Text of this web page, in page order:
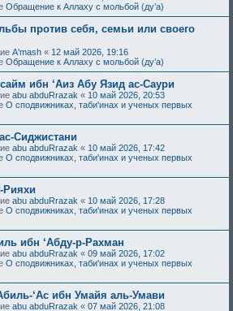
Обращение к Аллаху с мольбой (ду’а)
против себя, семьи или своего
A'mash « 12 май 2026, 19:16
Обращение к Аллаху с мольбой (ду’а)
ибн ‘Аиз Абу Язид ас-Саури
abu abduRrazak « 10 май 2026, 20:53
О сподвижниках, таби'инах и ученых первых
Сиджистани
abu abduRrazak « 10 май 2026, 17:42
О сподвижниках, таби'инах и ученых первых
Рияхи
abu abduRrazak « 10 май 2026, 17:28
О сподвижниках, таби'инах и ученых первых
ибн ‘Абду-р-Рахман
abu abduRrazak « 09 май 2026, 17:02
О сподвижниках, таби'инах и ученых первых
‘Ас ибн Умайя аль-Умави
abu abduRrazak « 07 май 2026, 21:08